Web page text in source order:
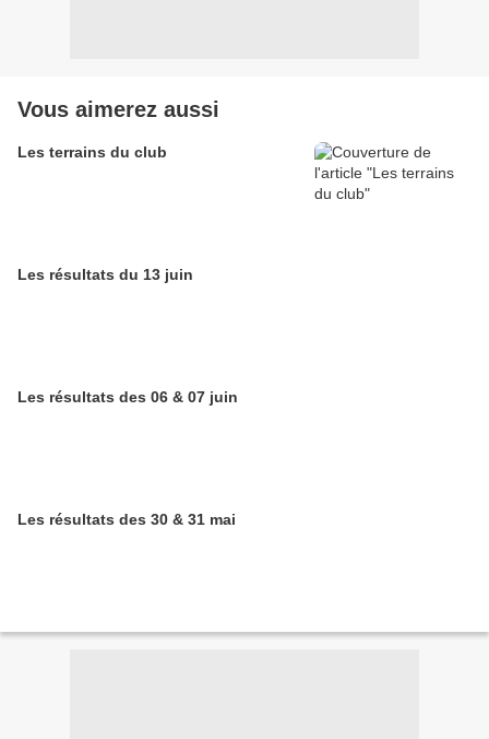
Vous aimerez aussi
Les terrains du club
Les résultats du 13 juin
Les résultats des 06 & 07 juin
Les résultats des 30 & 31 mai